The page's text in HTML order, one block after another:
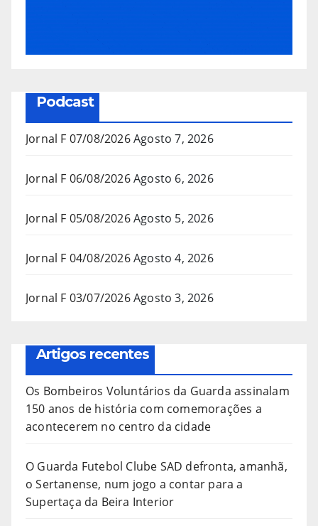
Podcast
Jornal F 07/08/2026Agosto 7, 2026
Jornal F 06/08/2026Agosto 6, 2026
Jornal F 05/08/2026Agosto 5, 2026
Jornal F 04/08/2026Agosto 4, 2026
Jornal F 03/07/2026Agosto 3, 2026
Artigos recentes
Os Bombeiros Voluntários da Guarda assinalam
150 anos de história com comemorações a
acontecerem no centro da cidade
O Guarda Futebol Clube SAD defronta, amanhã,
o Sertanense, num jogo a contar para a
Supertaça da Beira Interior